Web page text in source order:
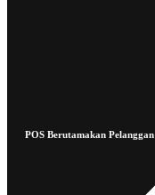
POS Berutamakan Pelanggan